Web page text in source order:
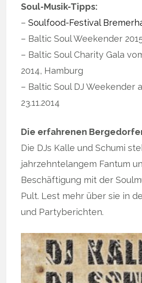
Soul-Musik-Tipps:
–Soulfood-Festival
– Baltic Soul Weekender
– Baltic Soul Charity Gala
2014, Hamburg
– Baltic Soul DJ Weekender
23.11.2014
Die erfahrenen
Die DJs Kalle und Schumi
jahrzehntelangem Fantum
Beschäftigung mit der
Pult. Lest mehr über sie in
und Partyberichten.